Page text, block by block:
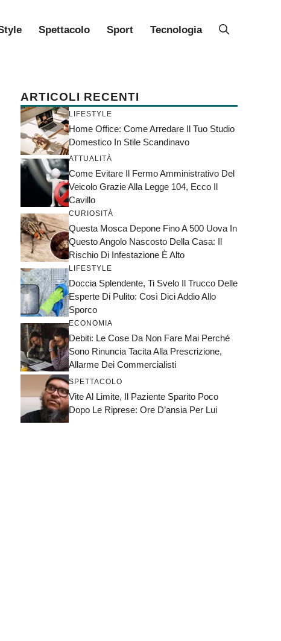
Spettacolo Sport Tecnologia
ARTICOLI RECENTI
LIFESTYLE
Home Office: Come Arredare Il Tuo Studio
Domestico In Stile Scandinavo
ATTUALITÀ
Come Evitare Il Fermo Amministrativo Del
Veicolo Grazie Alla Legge 104, Ecco Il
Cavillo
CURIOSITÀ
Questa Mosca Depone Fino A 500 Uova In
Questo Angolo Nascosto Della Casa: Il
Rischio Di Infestazione È Alto
LIFESTYLE
Doccia Splendente, Ti Svelo Il Trucco Delle
Esperte Di Pulito: Così Dici Addio Allo
Sporco
ECONOMIA
Debiti: Le Cose Da Non Fare Mai Perché
Sono Rinuncia Tacita Alla Prescrizione,
Allarme Dei Commercialisti
SPETTACOLO
Vite Al Limite, Il Paziente Sparito Poco
Dopo Le Riprese: Ore D’ansia Per Lui